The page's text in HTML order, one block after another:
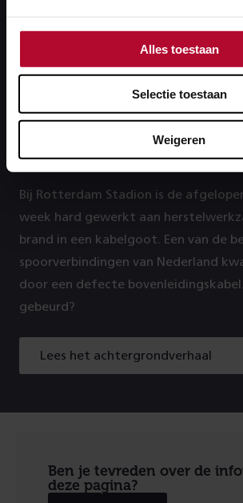
Alles toestaan
Selectie toestaan
Weigeren
Hoe één kabel
platlegde
Bij Rotterdam Stadion is de
week hard gewerkt aan
brand in een kabelgoot. Een van de
spoorverbindingen van Nederland
door een defecte
gebeurd?
Lees het achtergrondverhaal
Lees
het
Ben je tevreden over de
deze pagina?